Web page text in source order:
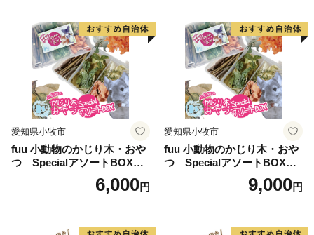
ぜひお楽しみいただき、人吉市のファンになっていただ
ければ幸いです。
人吉市がいつまでも住み続けたいまち、そして訪れたい
まちとなるよう、
げます。
愛知県小牧市
fuu 小動物のかじり木・おや
つ SpecialアソートBOX（1
6,000円
愛知県小牧市
fuu 小動物のかじり木・おや
つ SpecialアソートBOX（2
9,000円